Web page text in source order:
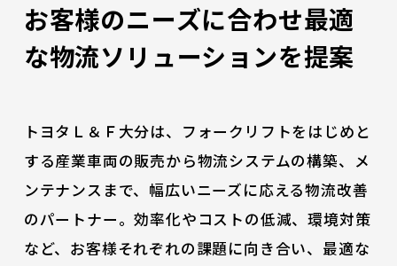
お客様のニーズに合わせ最適
な物流ソリューションを提案
トヨタＬ＆Ｆ大分は、フォークリフトをはじめと
する産業車両の販売から物流システムの構築、メ
ンテナンスまで、幅広いニーズに応える物流改善
のパートナー。効率化やコストの低減、環境対策
など、お客様それぞれの課題に向き合い、最適な